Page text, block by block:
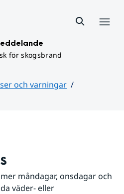
för skogsbrand
och varningar
måndagar, onsdagar och
väder- eller